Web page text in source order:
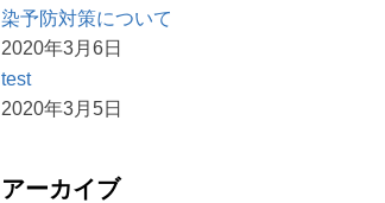
染予防対策について
2020年3月6日
test
2020年3月5日
アーカイブ